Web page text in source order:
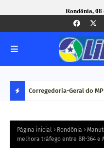
Rondônia, 08
S
ação Corregedoria-Geral do
congresso nacional
Página inicial Rondônia
melhora tráfego entre BR-364 e